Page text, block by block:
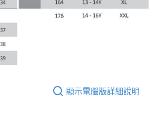
顯示電腦版詳細說明